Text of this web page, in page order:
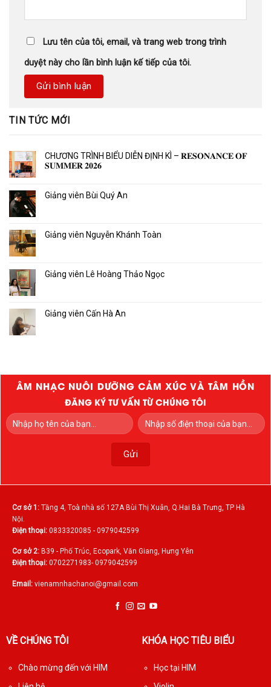
Lưu tên của tôi, email, và trang web trong trình
duyệt này cho lần bình luận kế tiếp của tôi.
TIN TỨC MỚI
CHƯƠNG TRÌNH BIỂU DIỄN ĐỊNH KÌ – 𝐑𝐄𝐒𝐎𝐍𝐀𝐍𝐂𝐄 𝐎𝐅
𝐒𝐔𝐌𝐌𝐄𝐑 𝟐𝟎𝟐𝟔
Giảng viên Bùi Quý An
Giảng viên Nguyễn Khánh Toàn
Giảng viên Lê Hoàng Thảo Ngọc
Giảng viên Cấn Hà An
ÂM NHẠC NUÔI DƯỠNG CẢM XÚC VÀ TÂM HỒN
ĐĂNG KÝ TƯ VẤN TỪ CHÚNG TÔI
Cơ sở 1: Tầng 4, Toà nhà số 127A Bùi Thị Xuân, Q.Hai Bà Trưng, TP Hà
Nội.
Điện thoại: 0833320085 - 0979042599
Cơ sở 2: B39 - Phố Trúc, Ecopark, Văn Giang, Hưng Yên
Điện thoại: 0702271983- 0979042599
Email: vienamnhachanoi@gmail.com
VỀ CHÚNG TÔI
Chào mừng đến với HIM
KHÓA HỌC TIÊU BIỂU
Học tại HIM